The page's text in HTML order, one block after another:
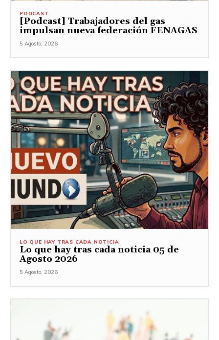
PODCAST
[Podcast] Trabajadores del gas
impulsan nueva federación FENAGAS
5 Agosto, 2026
LO QUE HAY TRAS CADA NOTICIA
Lo que hay tras cada noticia 05 de
Agosto 2026
5 Agosto, 2026